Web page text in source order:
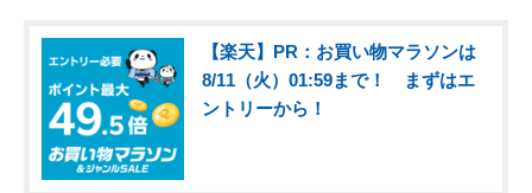
【楽天】PR：お買い物マラソンは
8/11（火）01:59まで！ まずはエ
ントリーから！